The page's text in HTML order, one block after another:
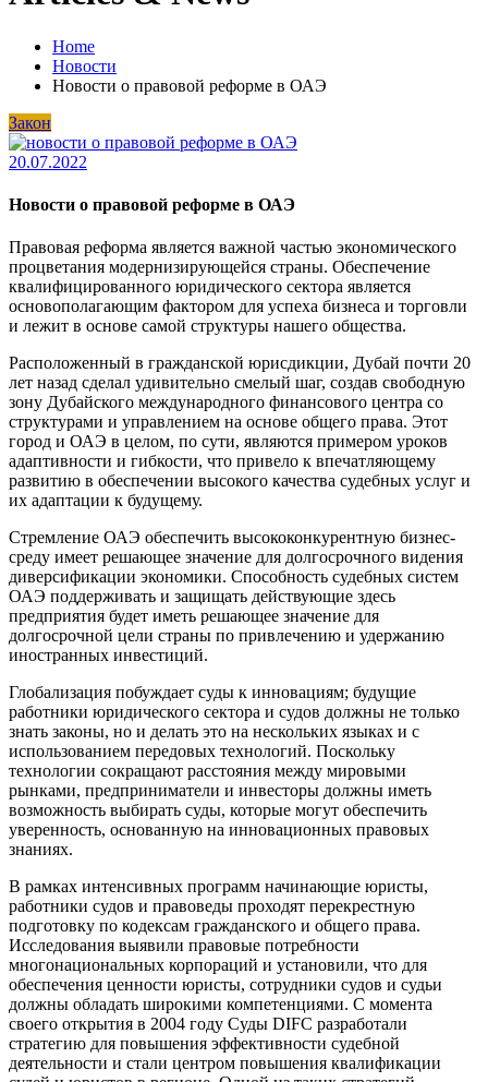
Home
Новости
Новости о правовой реформе в ОАЭ
Закон
20.07.2022
Новости о правовой реформе в ОАЭ
Правовая реформа является важной частью экономического
процветания модернизирующейся страны. Обеспечение
квалифицированного юридического сектора является
основополагающим фактором для успеха бизнеса и торговли
и лежит в основе самой структуры нашего общества.
Расположенный в гражданской юрисдикции, Дубай почти 20
лет назад сделал удивительно смелый шаг, создав свободную
зону Дубайского международного финансового центра со
структурами и управлением на основе общего права. Этот
город и ОАЭ в целом, по сути, являются примером уроков
адаптивности и гибкости, что привело к впечатляющему
развитию в обеспечении высокого качества судебных услуг и
их адаптации к будущему.
Стремление ОАЭ обеспечить высококонкурентную бизнес-
среду имеет решающее значение для долгосрочного видения
диверсификации экономики. Способность судебных систем
ОАЭ поддерживать и защищать действующие здесь
предприятия будет иметь решающее значение для
долгосрочной цели страны по привлечению и удержанию
иностранных инвестиций.
Глобализация побуждает суды к инновациям; будущие
работники юридического сектора и судов должны не только
знать законы, но и делать это на нескольких языках и с
использованием передовых технологий. Поскольку
технологии сокращают расстояния между мировыми
рынками, предприниматели и инвесторы должны иметь
возможность выбирать суды, которые могут обеспечить
уверенность, основанную на инновационных правовых
знаниях.
В рамках интенсивных программ начинающие юристы,
работники судов и правоведы проходят перекрестную
подготовку по кодексам гражданского и общего права.
Исследования выявили правовые потребности
многонациональных корпораций и установили, что для
обеспечения ценности юристы, сотрудники судов и судьи
должны обладать широкими компетенциями. С момента
своего открытия в 2004 году Суды DIFC разработали
стратегию для повышения эффективности судебной
деятельности и стали центром повышения квалификации